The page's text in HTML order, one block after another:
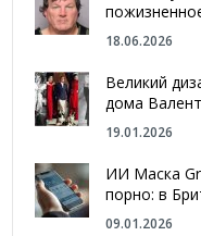
18.06.2026
Великий
дома
19.01.2026
ИИ Маска
порно: в
09.01.2026